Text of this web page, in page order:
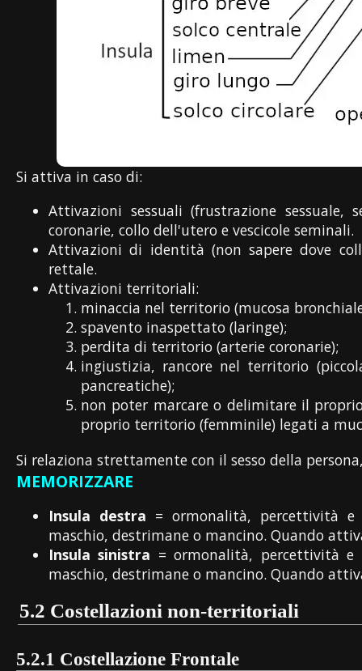
Si attiva in caso di:
Attivazioni sessuali (frustrazione
coronarie, collo dell'utero e vescicole seminali.
Attivazioni di identità (non sapere dove
rettale.
Attivazioni territoriali:
minaccia nel territorio (mucosa
spavento inaspettato (laringe);
perdita di territorio (arterie coronarie);
ingiustizia, rancore nel territorio
pancreatiche);
non poter marcare o delimitare il
proprio territorio (femminile) legati a
Si relaziona strettamente con il sesso della
MEMORIZZARE
Insula destra = ormonalità, percettività e
maschio, destrimane o mancino. Quando
Insula sinistra = ormonalità, percettività e
maschio, destrimane o mancino. Quando
5.2 Costellazioni non-territoriali
5.2.1 Costellazione Frontale